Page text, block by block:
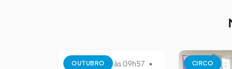
OUTUBRO
13 de outubro às 09h57 •
CIRCO